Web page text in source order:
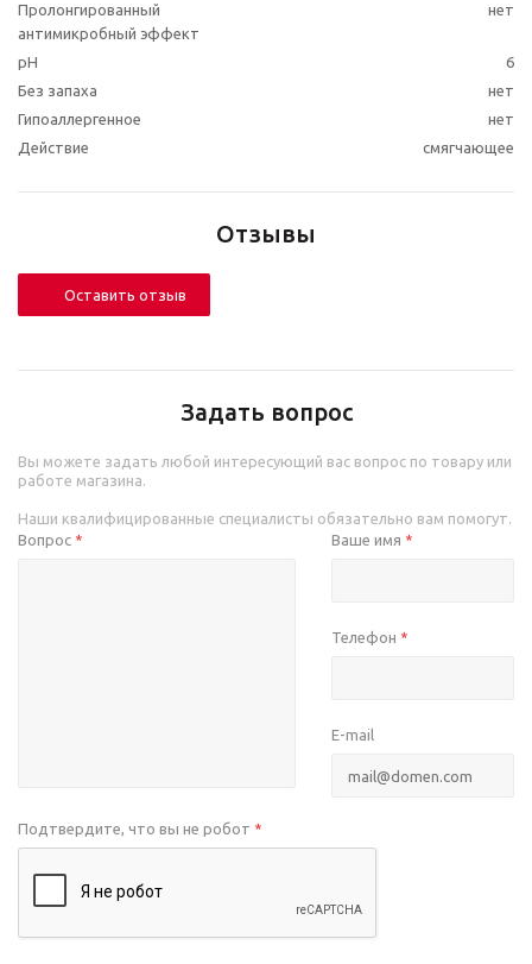
Пролонгированный
антимикробный эффект
нет
pH
6
Без запаха
нет
Гипоаллергенное
нет
Действие
смягчающее
Отзывы
Оставить отзыв
Задать вопрос
Вы можете задать любой интересующий вас вопрос по товару или
работе магазина.
Наши квалифицированные специалисты обязательно вам помогут.
Вопрос * Ваше имя *
Телефон *
E-mail
Подтвердите, что вы не робот *